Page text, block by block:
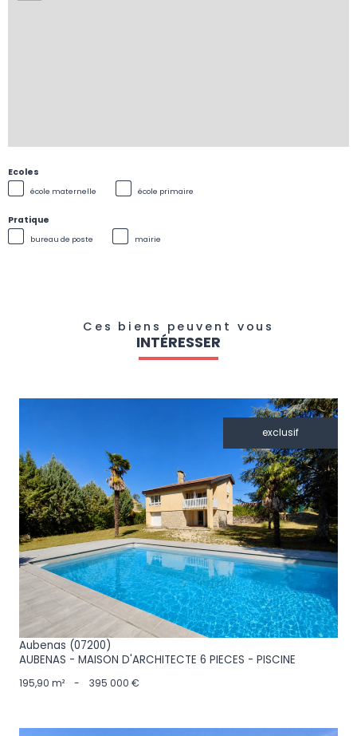
Ecoles
école maternelle école primaire
Pratique
bureau de poste mairie
Ces biens peuvent vous
INTÉRESSER
exclusif
VOIR LE BIEN
Aubenas (07200)
AUBENAS - MAISON D'ARCHITECTE 6 PIECES - PISCINE
195,90 m² - 395 000 €